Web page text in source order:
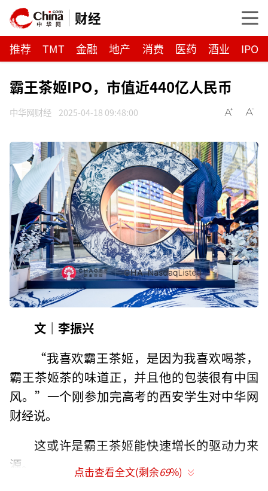
财经
推荐 TMT 金融 地产 消费 医药 酒业 IPO
霸王茶姬IPO，市值近440亿人民币
中华网财经 2025-04-18 09:48:00
文｜李振兴
“我喜欢霸王茶姬，是因为我喜欢喝茶，
霸王茶姬茶的味道正，并且他的包装很有中国
风。”一个刚参加完高考的西安学生对中华网
财经说。
这或许是霸王茶姬能快速增长的驱动力来
源。
点击查看全文(剩余69%)